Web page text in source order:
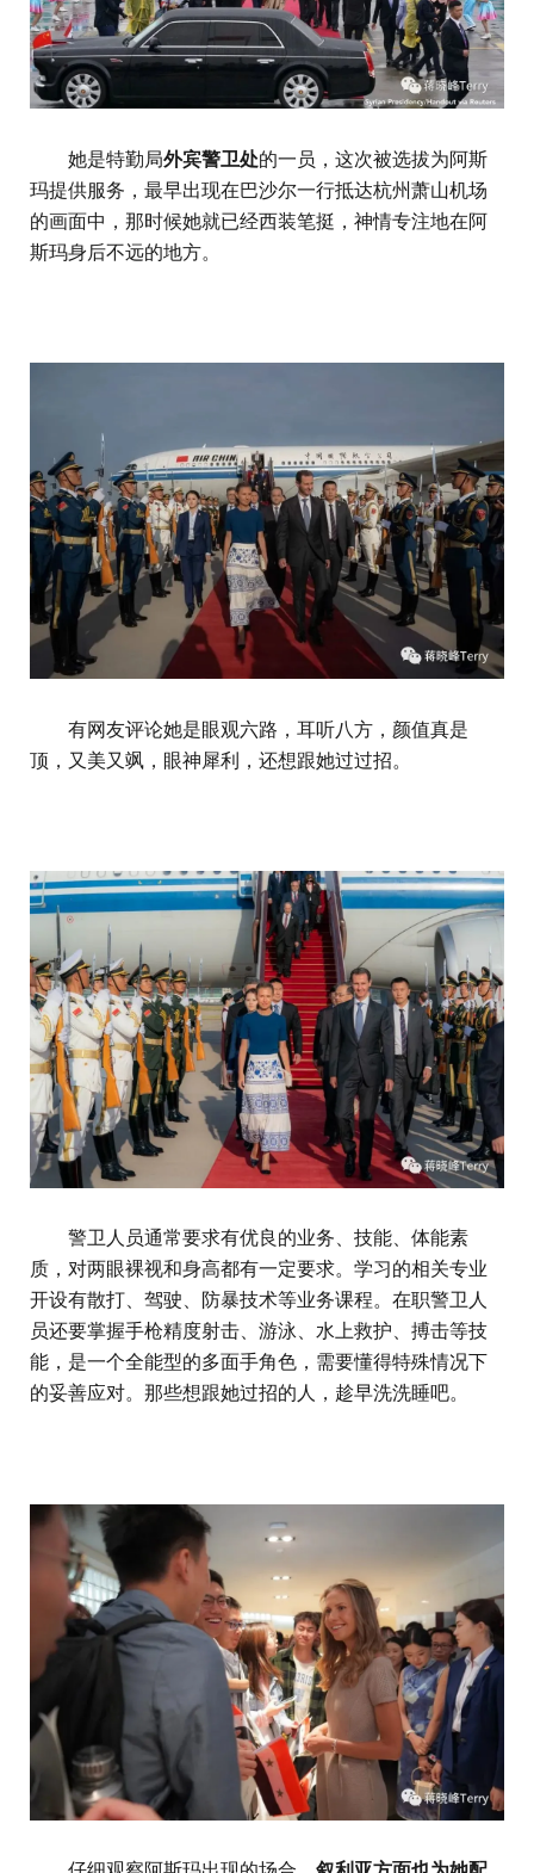
她是特勤局外宾警卫处的一员，这次被选拔为阿斯
玛提供服务，最早出现在巴沙尔一行抵达杭州萧山机场
的画面中，那时候她就已经西装笔挺，神情专注地在阿
斯玛身后不远的地方。
有网友评论她是眼观六路，耳听八方，颜值真是
顶，又美又飒，眼神犀利，还想跟她过过招。
警卫人员通常要求有优良的业务、技能、体能素
质，对两眼裸视和身高都有一定要求。学习的相关专业
开设有散打、驾驶、防暴技术等业务课程。在职警卫人
员还要掌握手枪精度射击、游泳、水上救护、搏击等技
能，是一个全能型的多面手角色，需要懂得特殊情况下
的妥善应对。那些想跟她过招的人，趁早洗洗睡吧。